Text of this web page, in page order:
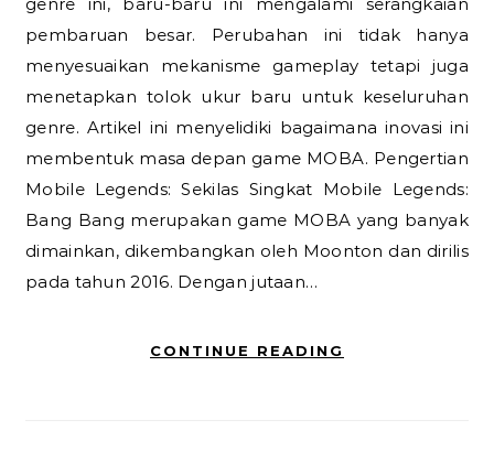
pembaruan besar. Perubahan ini tidak hanya
menyesuaikan mekanisme gameplay tetapi juga
menetapkan tolok ukur baru untuk keseluruhan
genre. Artikel ini menyelidiki bagaimana inovasi ini
membentuk masa depan game MOBA. Pengertian
Mobile Legends: Sekilas Singkat Mobile Legends:
Bang Bang merupakan game MOBA yang banyak
dimainkan, dikembangkan oleh Moonton dan dirilis
pada tahun 2016. Dengan jutaan…
CONTINUE READING